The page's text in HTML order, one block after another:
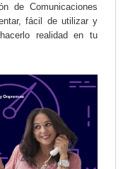
de Comunicaciones
fácil de utilizar y
realidad en tu